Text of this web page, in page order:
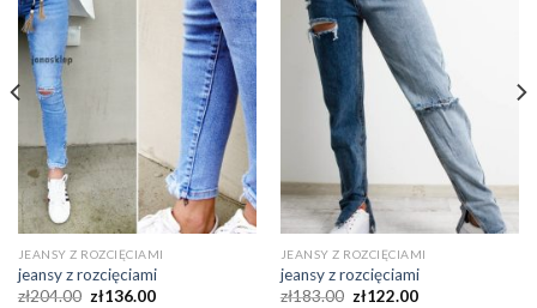
JEANSY Z ROZCIĘCIAMI
jeansy z rozcięciami
zł204.00 zł136.00
JEANSY Z ROZCIĘCIAMI
jeansy z rozcięciami
zł183.00 zł122.00